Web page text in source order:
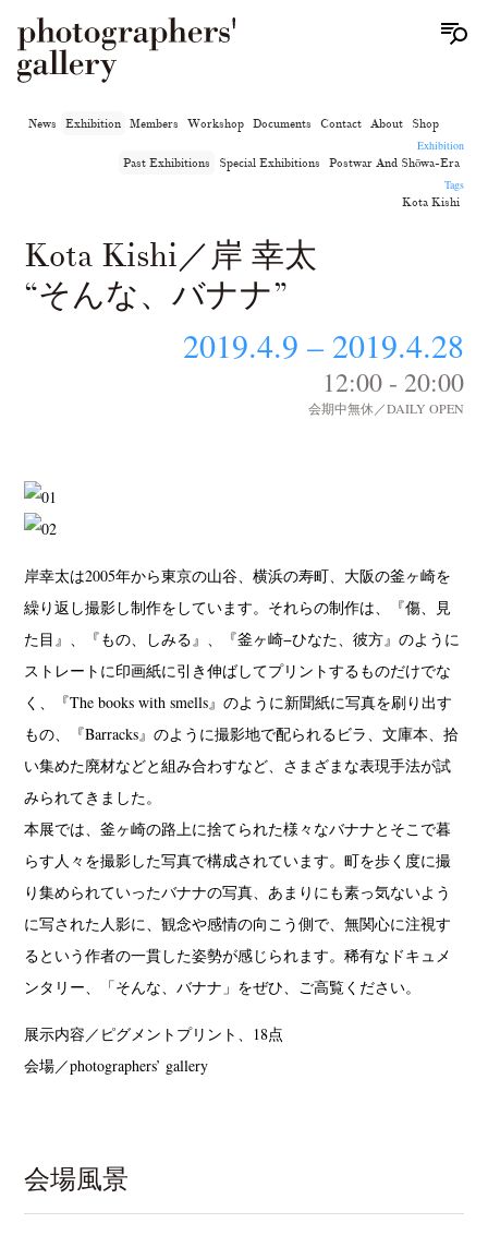
News Exhibition Members Workshop Documents Contact About
Shop
Exhibition
Past Exhibitions
Special Exhibitions
Postwar And Shōwa-Era
Tags
Kota Kishi
Kota Kishi／岸 幸太
“そんな、バナナ”
2019.4.9 – 2019.4.28
12:00 - 20:00
会期中無休／DAILY OPEN
岸幸太は2005年から東京の山谷、横浜の寿町、大阪の釜ヶ崎を
繰り返し撮影し制作をしています。それらの制作は、『傷、見
た目』、『もの、しみる』、『釜ヶ崎−ひなた、彼方』のように
ストレートに印画紙に引き伸ばしてプリントするものだけでな
く、『The books with smells』のように新聞紙に写真を刷り出す
もの、『Barracks』のように撮影地で配られるビラ、文庫本、拾
い集めた廃材などと組み合わすなど、さまざまな表現手法が試
みられてきました。
本展では、釜ヶ崎の路上に捨てられた様々なバナナとそこで暮
らす人々を撮影した写真で構成されています。町を歩く度に撮
り集められていったバナナの写真、あまりにも素っ気ないよう
に写された人影に、観念や感情の向こう側で、無関心に注視す
るという作者の一貫した姿勢が感じられます。稀有なドキュメ
ンタリー、「そんな、バナナ」をぜひ、ご高覧ください。
展示内容／ピグメントプリント、18点
会場／photographers’ gallery
会場風景